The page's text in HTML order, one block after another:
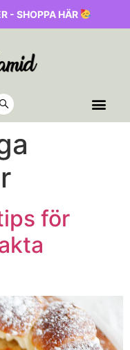
- SHOPPA HÄR
för